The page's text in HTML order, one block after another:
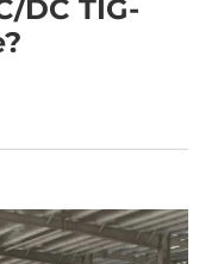
DC TIG-